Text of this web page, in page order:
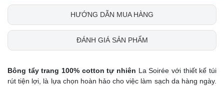
HƯỚNG DẪN MUA HÀNG
ĐÁNH GIÁ SẢN PHẨM
Bông tẩy trang 100% cotton tự nhiên La Soirée với thiết kế túi
rút tiện lợi, là lựa chọn hoàn hảo cho việc làm sạch da hàng ngày.